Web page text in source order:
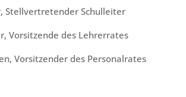
Stellvertretender Schulleiter
Vorsitzende des Lehrerrates
Vorsitzender des Personalrates